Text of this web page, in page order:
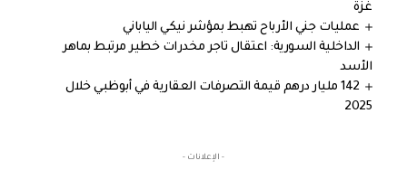
غزة
عمليات جني الأرباح تهبط بمؤشر نيكي الياباني
الداخلية السورية: اعتقال تاجر مخدرات خطير مرتبط بماهر
الأسد
142 مليار درهم قيمة التصرفات العقارية في أبوظبي خلال
2025
- الإعلانات -